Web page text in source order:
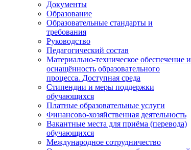
Документы
Образование
Образовательные стандарты и
требования
Руководство
Педагогический состав
Материально-техническое обеспечение и
оснащённость образовательного
процесса. Доступная среда
Стипендии и меры поддержки
обучающихся
Платные образовательные услуги
Финансово-хозяйственная деятельность
Вакантные места для приёма (перевода)
обучающихся
Международное сотрудничество